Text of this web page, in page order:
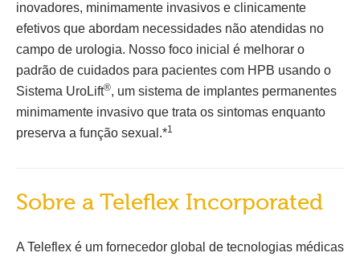
inovadores, minimamente invasivos e clinicamente
efetivos que abordam necessidades não atendidas no
campo de urologia. Nosso foco inicial é melhorar o
padrão de cuidados para pacientes com HPB usando o
Sistema UroLift®, um sistema de implantes permanentes
minimamente invasivo que trata os sintomas enquanto
preserva a função sexual.*1
Sobre a Teleflex Incorporated
A Teleflex é um fornecedor global de tecnologias médicas